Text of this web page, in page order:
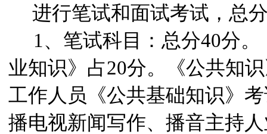
进行笔试和面试考试，总
1 、笔试科目：总分40分
业知识》占20分。《公共知
工作人员《公共基础知识》
播电视新闻写作、播音主持